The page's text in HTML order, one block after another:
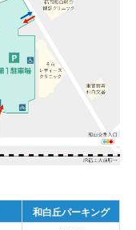
和白丘パーキング